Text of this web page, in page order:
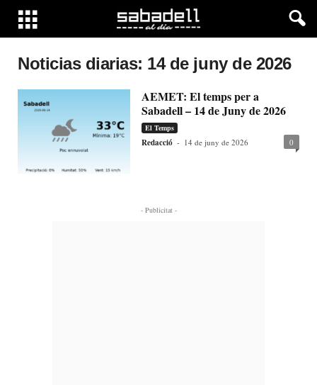
Noticias diarias: 14 de juny de 2026
AEMET: El temps per a
Sabadell – 14 de Juny de 2026
El Temps
Redacció - 14 de juny de 2026 0
- Publicitat -